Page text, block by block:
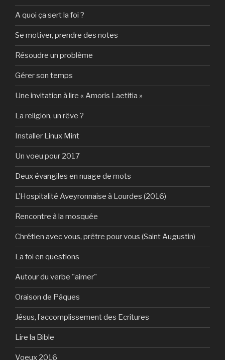
A quoi ça sert la foi ?
Se motiver, prendre des notes
Résoudre un problème
Gérer son temps
Une invitation à lire « Amoris Laetitia »
La religion, un rêve ?
Installer Linux Mint
Un voeu pour 2017
Deux évangiles en nuage de mots
L’Hospitalité Aveyronnaise à Lourdes (2016)
Rencontre à la mosquée
Chrétien avec vous, prêtre pour vous (Saint Augustin)
La foi en questions
Autour du verbe "aimer"
Oraison de Pâques
Jésus, l’accomplissement des Ecritures
Lire la Bible
Voeux 2016